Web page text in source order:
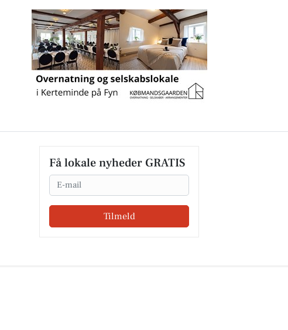
Få lokale nyheder GRATIS
Email
Tilmeld